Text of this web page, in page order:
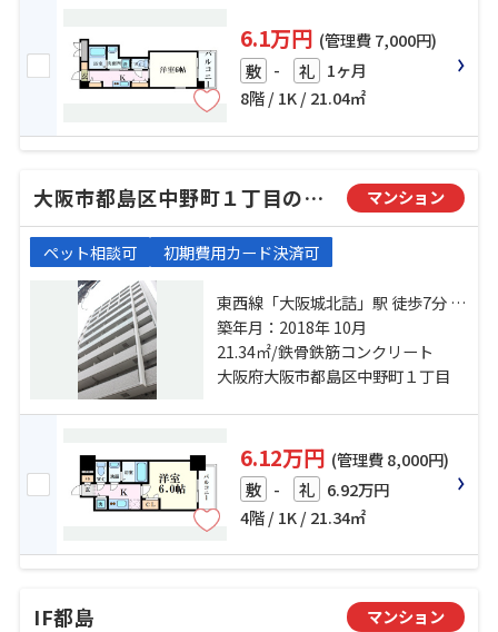
6.1万円 (管理費 7,000円)
敷 - 礼 1ヶ月
8階 / 1K / 21.04㎡
大阪市都島区中野町１丁目のマンション マンション
ペット相談可 初期費用カード決済可
東西線「大阪城北詰」駅 徒歩7分 地
下鉄長堀鶴見緑地「京橋」駅 徒歩8
分 京阪本線「京橋」駅 徒歩9分
築年月：2018年 10月
21.34㎡/鉄骨鉄筋コンクリート
大阪府大阪市都島区中野町１丁目
6.12万円 (管理費 8,000円)
敷 - 礼 6.92万円
4階 / 1K / 21.34㎡
IF都島 マンション